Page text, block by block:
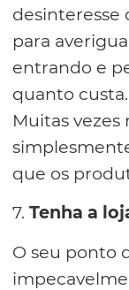
para
entrando e
quanto custa.
Muitas vezes
que os
7. Tenha a
O seu ponto